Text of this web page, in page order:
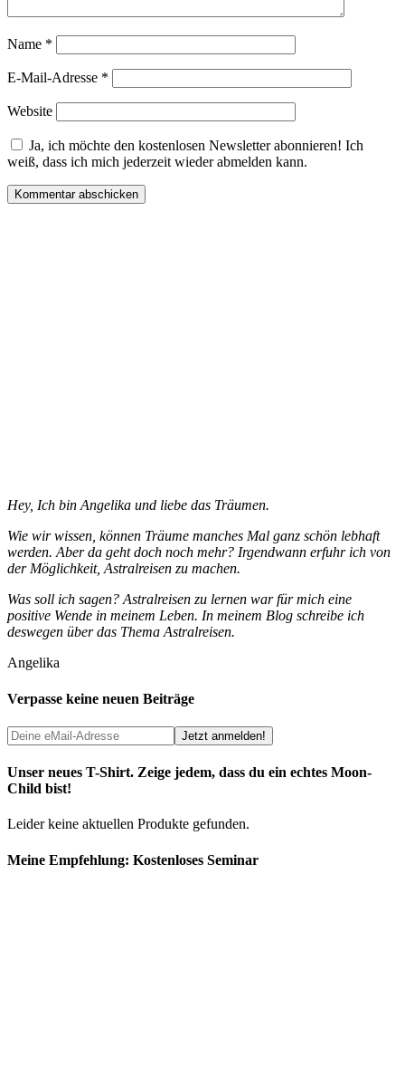
Name *
E-Mail-Adresse *
Website
Ja, ich möchte den kostenlosen Newsletter abonnieren! Ich
weiß, dass ich mich jederzeit wieder abmelden kann.
Hey, Ich bin Angelika und liebe das Träumen.
Wie wir wissen, können Träume manches Mal ganz schön lebhaft
werden. Aber da geht doch noch mehr? Irgendwann erfuhr ich von
der Möglichkeit, Astralreisen zu machen.
Was soll ich sagen? Astralreisen zu lernen war für mich eine
positive Wende in meinem Leben. In meinem Blog schreibe ich
deswegen über das Thema Astralreisen.
Angelika
Verpasse keine neuen Beiträge
Unser neues T-Shirt. Zeige jedem, dass du ein echtes Moon-
Child bist!
Leider keine aktuellen Produkte gefunden.
Meine Empfehlung: Kostenloses Seminar